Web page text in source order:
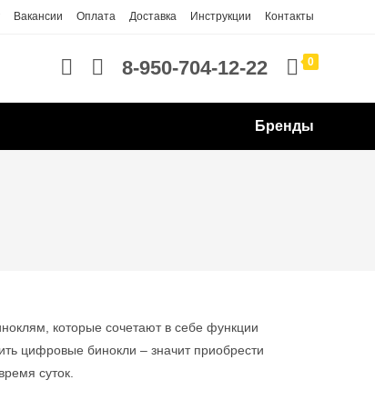
Вакансии Оплата Доставка Инструкции Контакты
8-950-704-12-22 0
Бренды
которые сочетают в себе функции
цифровые бинокли – значит приобрести
суток.